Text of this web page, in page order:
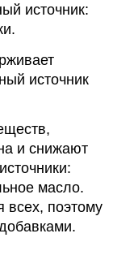
источник:
источник
и снижают
масло.
всех, поэтому